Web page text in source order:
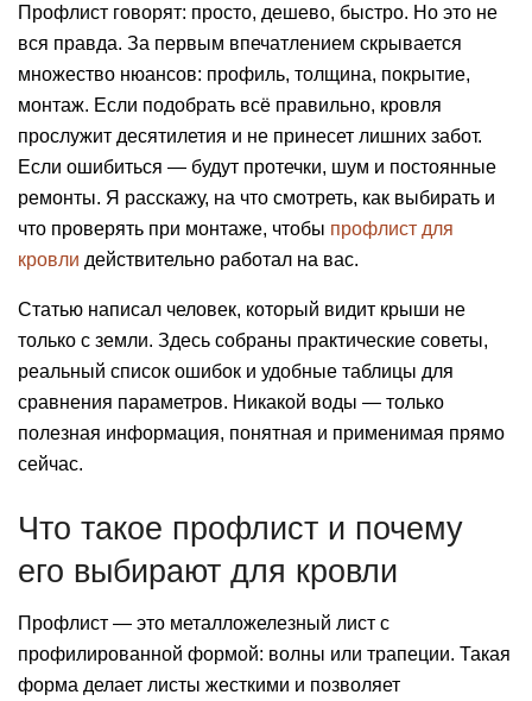
Профлист говорят: просто, дешево, быстро. Но это не
вся правда. За первым впечатлением скрывается
множество нюансов: профиль, толщина, покрытие,
монтаж. Если подобрать всё правильно, кровля
прослужит десятилетия и не принесет лишних забот.
Если ошибиться — будут протечки, шум и постоянные
ремонты. Я расскажу, на что смотреть, как выбирать и
что проверять при монтаже, чтобы профлист для
кровли действительно работал на вас.
Статью написал человек, который видит крыши не
только с земли. Здесь собраны практические советы,
реальный список ошибок и удобные таблицы для
сравнения параметров. Никакой воды — только
полезная информация, понятная и применимая прямо
сейчас.
Что такое профлист и почему
его выбирают для кровли
Профлист — это металложелезный лист с
профилированной формой: волны или трапеции. Такая
форма делает листы жесткими и позволяет